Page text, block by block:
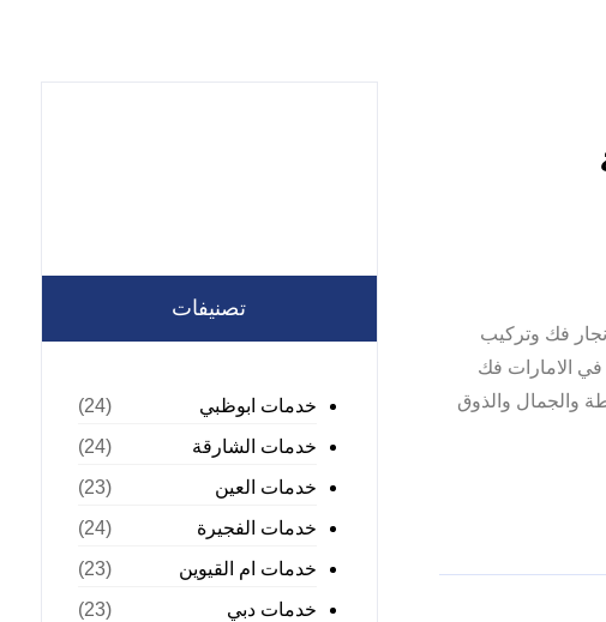
نحن نقدم افضل نجار فك وتركيب
الامارات فك
والجمال والذوق
تصنيفات
خدمات ابوظبي
(24)
خدمات الشارقة
(24)
خدمات العين
(23)
خدمات الفجيرة
(24)
خدمات ام القيوين
(23)
خدمات دبي
(23)